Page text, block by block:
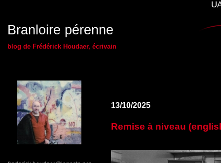
Branloire pérenne
blog de Frédérick Houdaer, écrivain
13/10/2025
Remise à niveau